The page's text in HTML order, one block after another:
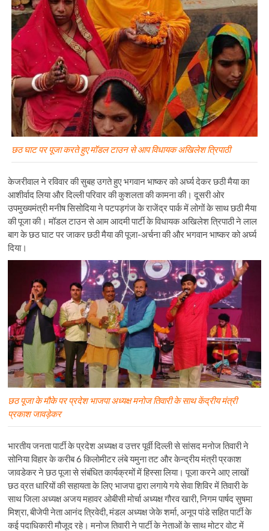
छठ घाट पर पूजा करते हुए मॉडल टाउन से आप विधायक अखिलेश त्रिपाठी
केजरीवाल ने रविवार की सुबह उगते हुए भगवान भाष्कर को अर्घ्य देकर छठी मैया का
आशीर्वाद लिया और दिल्ली परिवार की कुशलता की कामना की। दूसरी ओर
उपमुख्यमंत्री मनीष सिसोदिया ने पटपड़गंज के राजेंद्र पार्क में लोगों के साथ छठी मैया
की पूजा की। मॉडल टाउन से आम आदमी पार्टी के विधायक अखिलेश त्रिपाठी ने लाल
बाग के छठ घाट पर जाकर छठी मैया की पूजा-अर्चना की और भगवान भाष्कर को अर्घ्य
दिया।
छठ पूजा के मौके पर प्रदेश भाजपा अध्यक्ष मनोज तिवारी के साथ केंद्रीय मंत्री
प्रकाश जावड़ेकर
भारतीय जनता पार्टी के प्रदेश अध्यक्ष व उत्तर पूर्वी दिल्ली से सांसद मनोज तिवारी ने
सोनिया विहार के करीब 6 किलोमीटर लंबे यमुना तट और केन्द्रीय मंत्री प्रकाश
जावडेकर ने छठ पूजा से संबंधित कार्यक्रमों में हिस्सा लिया। पूजा करने आए लाखों
छठ व्रत धारियों की सहायता के लिए भाजपा द्वारा लगाये गये सेवा शिविर में तिवारी के
साथ जिला अध्यक्ष अजय महावर ओबीसी मोर्चा अध्यक्ष गौरव खारी, निगम पार्षद सुषमा
मिश्रा, बीजेपी नेता आनंद त्रिवेदी, मंडल अध्यक्ष जेके शर्मा, अनूप पांडे सहित पार्टी के
कई पदाधिकारी मौजूद रहे। मनोज तिवारी ने पार्टी के नेताओं के साथ मोटर वोट में